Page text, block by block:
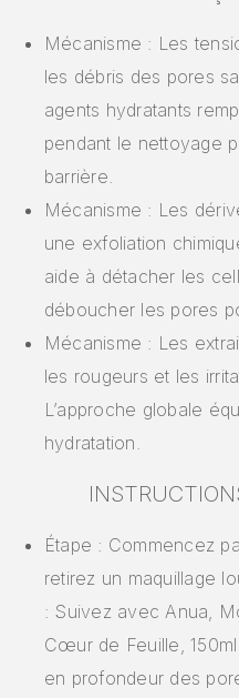
Mécanisme : Les
les débris des pores
agents hydratants
pendant le nettoyage
barrière.
Mécanisme : Les
une exfoliation
aide à détacher les
déboucher les pores
Mécanisme : Les
les rougeurs et les
L’approche globale
hydratation.
Étape : Commencez
retirez un maquillage
: Suivez avec Anua,
Cœur de Feuille,
en profondeur des